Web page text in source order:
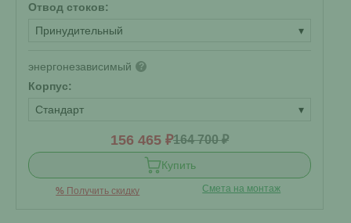
Отвод стоков:
Принудительный
▾
энергонезависимый ?
Корпус:
Стандарт
▾
156 465 ₽164 700 ₽
Купить
% Получить скидку Смета на монтаж